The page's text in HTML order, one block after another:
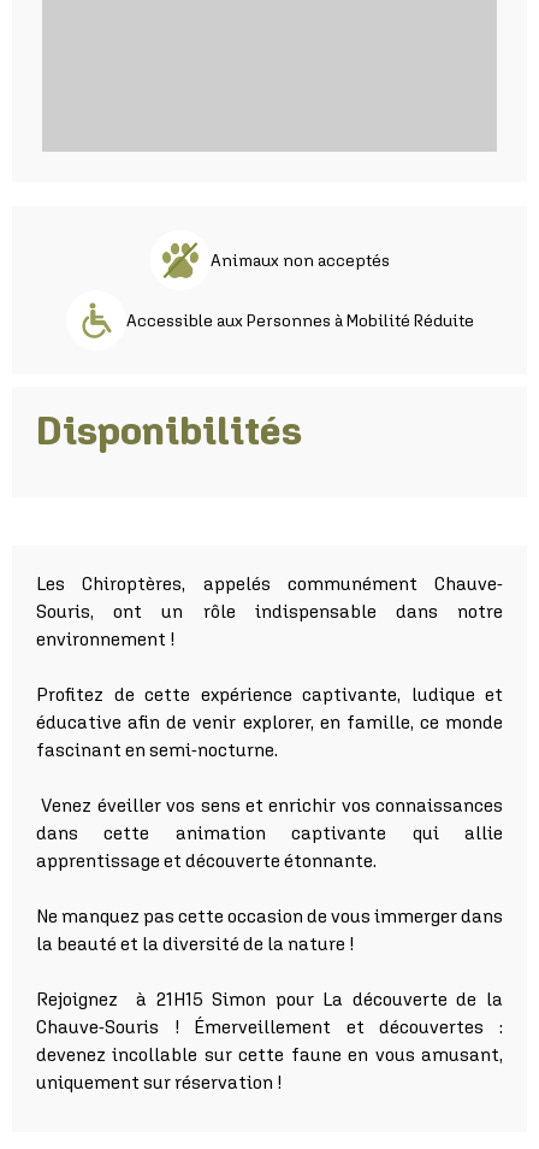
Animaux non acceptés
Accessible aux Personnes à Mobilité Réduite
Disponibilités
Les Chiroptères, appelés communément Chauve-
Souris, ont un rôle indispensable dans notre
environnement !
Profitez de cette expérience captivante, ludique et
éducative afin de venir explorer, en famille, ce monde
fascinant en semi-nocturne.
Venez éveiller vos sens et enrichir vos connaissances
dans cette animation captivante qui allie
apprentissage et découverte étonnante.
Ne manquez pas cette occasion de vous immergerdans
la beauté et la diversité de la nature !
Rejoignez à 21H15 Simon pour La découverte de la
Chauve-Souris ! Émerveillement et découvertes :
devenez incollable sur cette faune en vous amusant,
uniquement sur réservation !